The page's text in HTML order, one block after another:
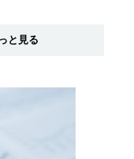
と見る